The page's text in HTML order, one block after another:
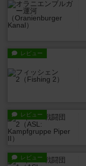
レビュー
レビュー
レビュー